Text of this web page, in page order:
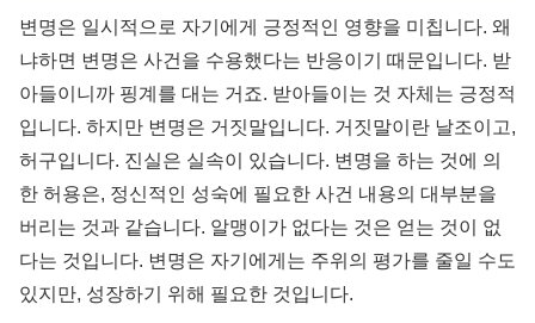
변명은 일시적으로 자기에게 긍정적인 영향을 미칩니다. 왜
냐하면 변명은 사건을 수용했다는 반응이기 때문입니다. 받
아들이니까 핑계를 대는 거죠. 받아들이는 것 자체는 긍정적
입니다. 하지만 변명은 거짓말입니다. 거짓말이란 날조이고,
허구입니다. 진실은 실속이 있습니다. 변명을 하는 것에 의
한 허용은, 정신적인 성숙에 필요한 사건 내용의 대부분을
버리는 것과 같습니다. 알맹이가 없다는 것은 얻는 것이 없
다는 것입니다. 변명은 자기에게는 주위의 평가를 줄일 수도
있지만, 성장하기 위해 필요한 것입니다.